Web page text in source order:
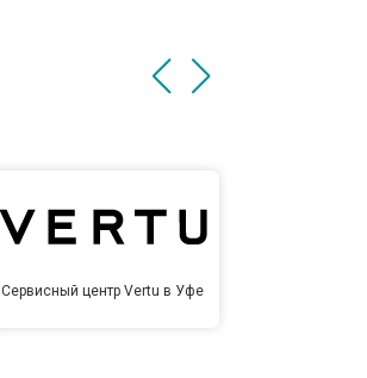
Сервисный центр Vertu в Уфе